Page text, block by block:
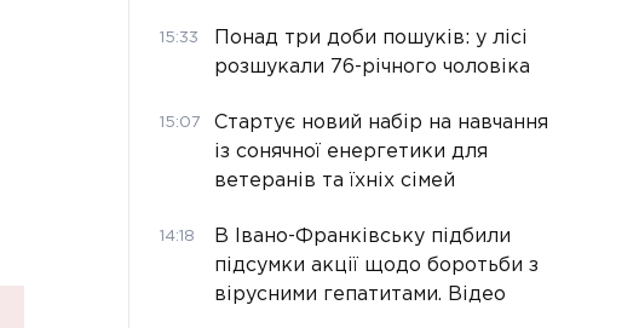
15:33
Понад три доби пошуків: у лісі
розшукали 76-річного чоловіка
15:07
Стартує новий набір на навчання
із сонячної енергетики для
ветеранів та їхніх сімей
14:18
В Івано-Франківську підбили
підсумки акції щодо боротьби з
вірусними гепатитами. Відео